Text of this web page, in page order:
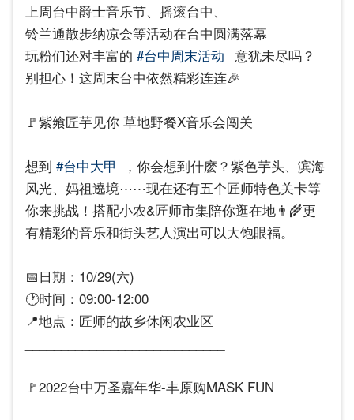
上周台中爵士音乐节、摇滚台中、
铃兰通散步纳凉会等活动在台中圆满落幕
玩粉们还对丰富的 #台中周末活动 意犹未尽吗？
​别担心！这周末台中依然精彩连连🎉
🚩紫飨匠芋见你 草地野餐X音乐会闯关
想到 #台中大甲
，你会想到什麽？紫色芋头、滨海
风光、妈祖遶境⋯⋯现在还有五个匠师特色关卡等
你来挑战！搭配小农&匠师市集陪你逛在地👨‍🌾更
有精彩的音乐和街头艺人演出可以大饱眼福。
📅日期：10/29(六)
🕐时间：09:00-12:00
📍地点：匠师的故乡休闲农业区
🚩2022台中万圣嘉年华-丰原购MASK FUN